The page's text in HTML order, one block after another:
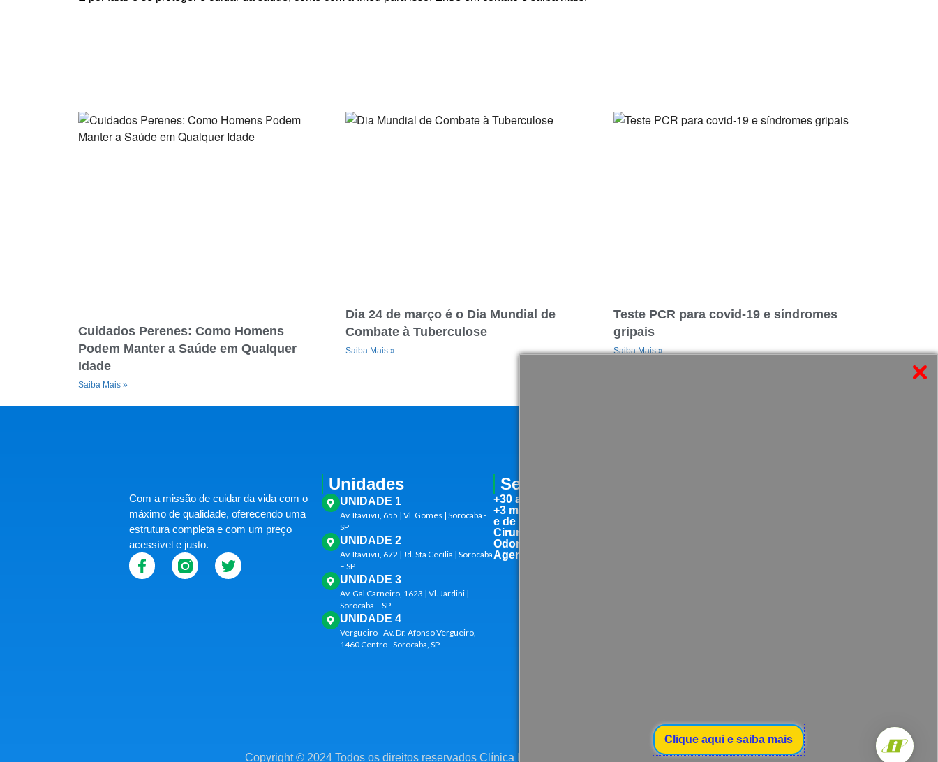
Clique aqui e saiba mais
Cuidados Perenes: Como Homens
Podem Manter a Saúde em Qualquer
Idade
Saiba Mais »
Dia 24 de março é o Dia Mundial de
Combate à Tuberculose
Saiba Mais »
Teste PCR para covid-19 e síndromes
gripais
Saiba Mais »
Com a missão de cuidar da vida com o
máximo de qualidade, oferecendo uma
estrutura completa e com um preço
acessível e justo.
Unidades
UNIDADE 1
Av. Itavuvu, 655 | Vl. Gomes | Sorocaba -
SP
UNIDADE 2
Av. Itavuvu, 672 | Jd. Sta Cecília | Sorocaba
– SP
UNIDADE 3
Av. Gal Carneiro, 1623 | Vl. Jardini |
Sorocaba – SP
UNIDADE 4
Vergueiro - Av. Dr. Afonso Vergueiro,
1460 Centro - Sorocaba, SP
Serviços
+30 atendimentos médicos
+3 mil Exames Laboratoriais
e de imagem
Cirurgias
Odontologia
Agendas médicas noturnas
Copyright © 2024 Todos os direitos reservados Clínica Imed Saúde. ~ Equipe IMED Saúde